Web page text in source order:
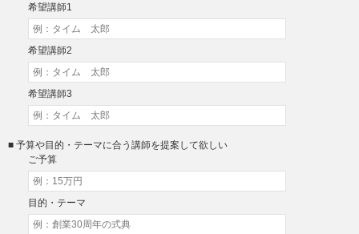
希望講師1
希望講師2
希望講師3
■ 予算や目的・テーマに合う講師を提案して欲しい
ご予算
目的・テーマ